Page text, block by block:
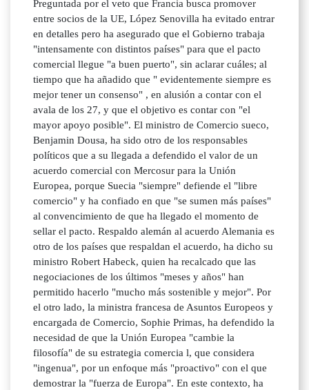
Preguntada por el veto que Francia busca promover
entre socios de la UE, López Senovilla ha evitado entrar
en detalles pero ha asegurado que el Gobierno trabaja
"intensamente con distintos países" para que el pacto
comercial llegue "a buen puerto", sin aclarar cuáles; al
tiempo que ha añadido que " evidentemente siempre es
mejor tener un consenso" , en alusión a contar con el
avala de los 27, y que el objetivo es contar con "el
mayor apoyo posible". El ministro de Comercio sueco,
Benjamin Dousa, ha sido otro de los responsables
políticos que a su llegada a defendido el valor de un
acuerdo comercial con Mercosur para la Unión
Europea, porque Suecia "siempre" defiende el "libre
comercio" y ha confiado en que "se sumen más países"
al convencimiento de que ha llegado el momento de
sellar el pacto. Respaldo alemán al acuerdo Alemania es
otro de los países que respaldan el acuerdo, ha dicho su
ministro Robert Habeck, quien ha recalcado que las
negociaciones de los últimos "meses y años" han
permitido hacerlo "mucho más sostenible y mejor". Por
el otro lado, la ministra francesa de Asuntos Europeos y
encargada de Comercio, Sophie Primas, ha defendido la
necesidad de que la Unión Europea "cambie la
filosofía" de su estrategia comercia l, que considera
"ingenua", por un enfoque más "proactivo" con el que
demostrar la "fuerza de Europa". En este contexto, ha